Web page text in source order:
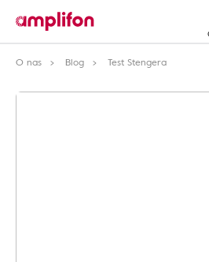
O nas
Blog Test Stengera